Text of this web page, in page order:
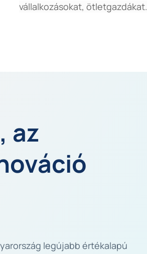
vállalkozásokat, ötletgazdákat.
az
legújabb értékalapú